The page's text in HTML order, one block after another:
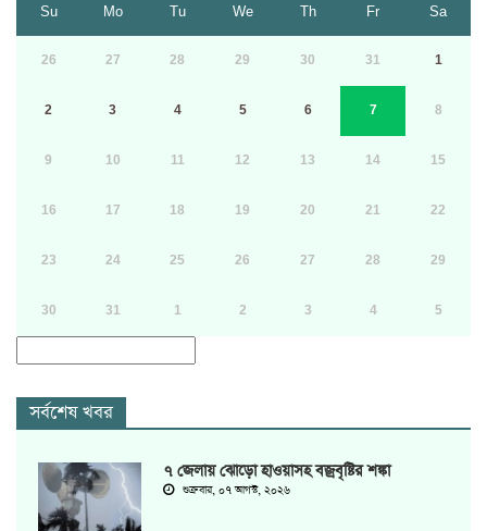
Su Mo Tu We Th Fr Sa
26 27 28 29 30 31 1
2 3 4 5 6 7 8
9 10 11 12 13 14 15
16 17 18 19 20 21 22
23 24 25 26 27 28 29
30 31 1 2 3 4 5
সর্বশেষ খবর
৭ জেলায় ঝোড়ো হাওয়াসহ বজ্রবৃষ্টির শঙ্কা
শুক্রবার, ০৭ আগস্ট, ২০২৬